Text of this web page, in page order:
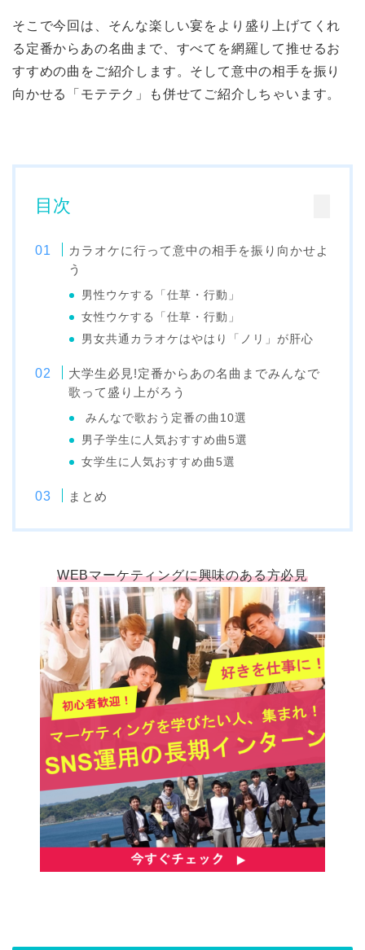
そこで今回は、そんな楽しい宴をより盛り上げてくれ
る定番からあの名曲まで、すべてを網羅して推せるお
すすめの曲をご紹介します。そして意中の相手を振り
向かせる「モテテク」も併せてご紹介しちゃいます。
目次
カラオケに行って意中の相手を振り向かせよ
う
男性ウケする「仕草・行動」
女性ウケする「仕草・行動」
男女共通カラオケはやはり「ノリ」が肝心
大学生必見!定番からあの名曲までみんなで
歌って盛り上がろう
みんなで歌おう定番の曲10選
男子学生に人気おすすめ曲5選
女学生に人気おすすめ曲5選
まとめ
WEBマーケティングに興味のある方必見